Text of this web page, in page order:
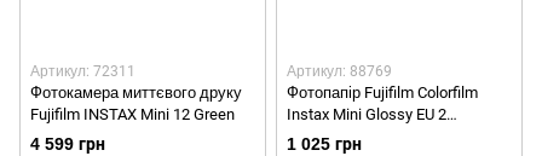
Артикул: 72311
Фотокамера миттєвого друку
Fujifilm INSTAX Mini 12 Green
4 599 грн
Артикул: 88769
Фотопапір Fujifilm Colorfilm
Instax Mini Glossy EU 2
(54х86мм 2х10шт)
1 025 грн